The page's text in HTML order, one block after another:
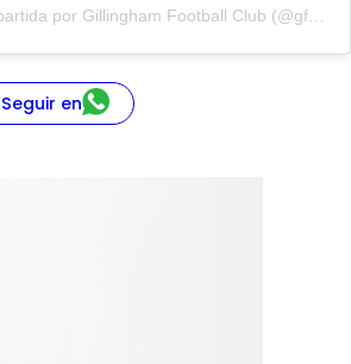
Una publicación compartida por Gillingham Football Club (@gfcofficial)
Seguir en